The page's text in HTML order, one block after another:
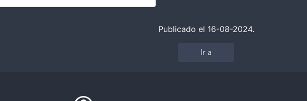
Publicado el 16-08-2024.
Ir a